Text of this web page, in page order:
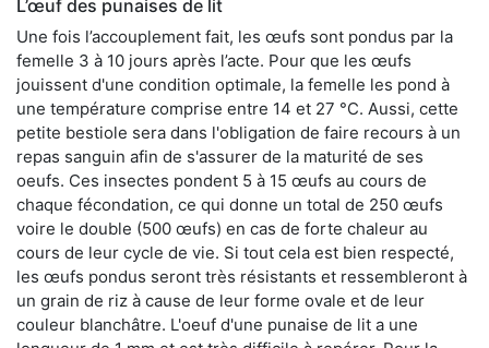
L’œuf des punaises de lit
Une fois l’accouplement fait, les œufs sont pondus par la
femelle 3 à 10 jours après l’acte. Pour que les œufs
jouissent d'une condition optimale, la femelle les pond à
une température comprise entre 14 et 27 °C. Aussi, cette
petite bestiole sera dans l'obligation de faire recours à un
repas sanguin afin de s'assurer de la maturité de ses
oeufs. Ces insectes pondent 5 à 15 œufs au cours de
chaque fécondation, ce qui donne un total de 250 œufs
voire le double (500 œufs) en cas de forte chaleur au
cours de leur cycle de vie. Si tout cela est bien respecté,
les œufs pondus seront très résistants et ressembleront à
un grain de riz à cause de leur forme ovale et de leur
couleur blanchâtre. L'oeuf d'une punaise de lit a une